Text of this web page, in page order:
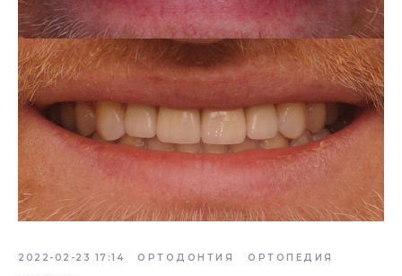
2022-02-23 17:14 ОРТОДОНТИЯ ОРТОПЕДИЯ